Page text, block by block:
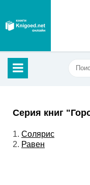
Серия книг
1. Солярис
2. Равен